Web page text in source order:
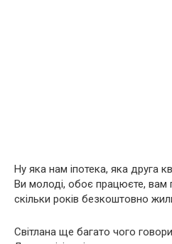
Ну яка нам іпотека, яка друга
Ви молоді, обоє працюєте, вам
скільки років безкоштовно
Світлана ще багато чого